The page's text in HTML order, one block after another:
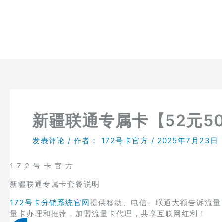
新疆联通专属卡【52元
发表评论 / 作者： 172号卡官方 / 2025年7月23日
1 7 2 号 卡 官 方
新疆联通专属卡套餐说明
172号卡分销系统官网提供移动、电信、联通大额告诉流
量卡办理和推荐，加盟流量卡代理，共享互联网红利！